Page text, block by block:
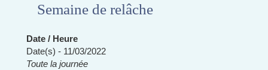
Semaine de relâche
Date / Heure
Date(s) - 11/03/2022
Toute la journée